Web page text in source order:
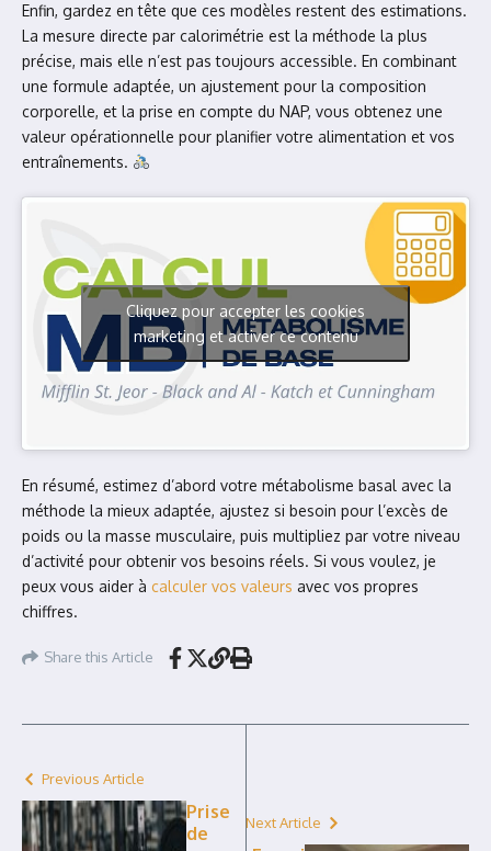
Enfin, gardez en tête que ces modèles restent des estimations.
La mesure directe par calorimétrie est la méthode la plus
précise, mais elle n’est pas toujours accessible. En combinant
une formule adaptée, un ajustement pour la composition
corporelle, et la prise en compte du NAP, vous obtenez une
valeur opérationnelle pour planifier votre alimentation et vos
entraînements.
Cliquez pour accepter les cookies
marketing et activer ce contenu
En résumé, estimez d’abord votre métabolisme basal avec la
méthode la mieux adaptée, ajustez si besoin pour l’excès de
poids ou la masse musculaire, puis multipliez par votre niveau
d’activité pour obtenir vos besoins réels. Si vous voulez, je
peux vous aider à calculer vos valeurs avec vos propres
chiffres.
Share this Article
Previous Article
Prise
de
Next Article